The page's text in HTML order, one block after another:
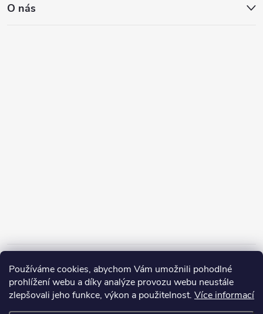
Používáme cookies, abychom Vám umožnili pohodlné
prohlížení webu a díky analýze provozu webu neustále
zlepšovali jeho funkce, výkon a použitelnost. Více informací
O nás